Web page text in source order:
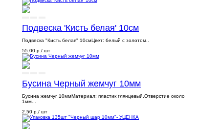
Подвеска 'Кисть белая' 10см
Подвеска "Кисть белая" 10смЦвет: белый с золотом..
55.00 р. / шт
Бусина Черный жемчуг 10мм
Бусина жемчуг 10ммМатериал: пластик глянцевый.Отверстие около
1мм...
2.50 р. / шт